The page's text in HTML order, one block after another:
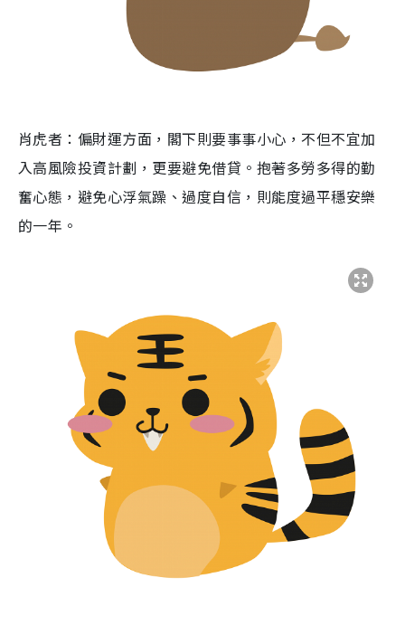
肖虎者：偏財運方面，閣下則要事事小心，不但不宜加
入高風險投資計劃，更要避免借貸。抱著多勞多得的勤
奮心態，避免心浮氣躁、過度自信，則能度過平穩安樂
的一年。